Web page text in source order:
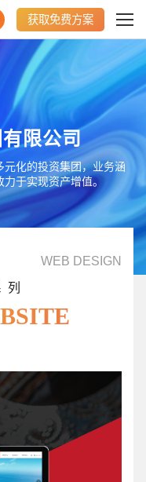
获取免费方案
限公司
化的投资集团，业务涵
于实现资产增值。
WEB DESIGN
列